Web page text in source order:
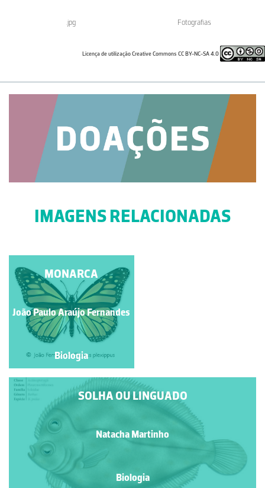
.jpg Fotografias
Licença de utilização Creative Commons CC BY-NC-SA 4.0
IMAGENS RELACIONADAS
PALOMENA PRASINA
Manuela Lopes
Biologia
SOLHA OU LINGUADO
Natacha Martinho
Biologia
MONARCA
João Paulo Araújo Fernandes
Biologia